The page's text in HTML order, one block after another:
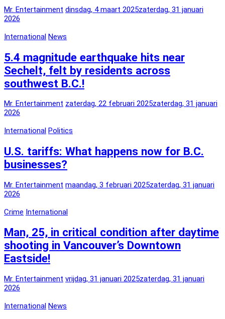
Mr. Entertainment dinsdag, 4 maart 2025zaterdag, 31 januari
2026
International News
5.4 magnitude earthquake hits near
Sechelt, felt by residents across
southwest B.C.!
Mr. Entertainment zaterdag, 22 februari 2025zaterdag, 31 januari
2026
International Politics
U.S. tariffs: What happens now for B.C.
businesses?
Mr. Entertainment maandag, 3 februari 2025zaterdag, 31 januari
2026
Crime International
Man, 25, in critical condition after daytime
shooting in Vancouver’s Downtown
Eastside!
Mr. Entertainment vrijdag, 31 januari 2025zaterdag, 31 januari
2026
International News